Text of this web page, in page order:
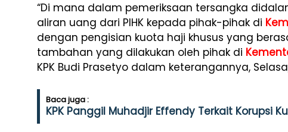
“Di mana dalam pemeriksaan tersangka
aliran uang dari PIHK kepada pihak-pihak di
dengan pengisian kuota haji khusus yang
tambahan yang dilakukan oleh pihak di
KPK Budi Prasetyo dalam keterangannya,
Baca juga :
KPK Panggil Muhadjir Effendy Terkait Korupsi